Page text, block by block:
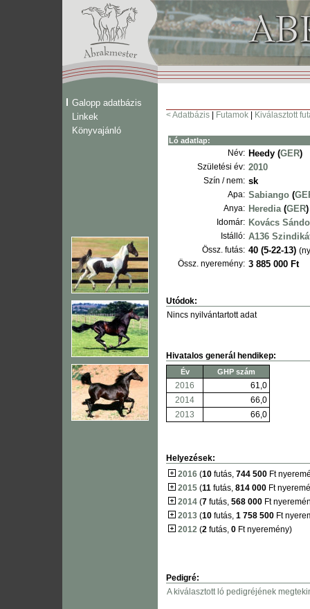
Galopp adatbázis
Linkek
Könyvajánló
< Adatbázis Futamok Kiválasztott
Ló adatlap:
Név: Heedy (GER)
Születési év: 2010
Szín / nem: sk
Apa: Sabiango (
Anya: Heredia(GER)
Idomár: Kovács
Istálló: A136
Össz. futás: 40 (5-22-13)
Össz. nyeremény: 3 885 000 Ft
Utódok:
Nincs nyilvántartott adat
Hivatalos generál hendikep:
Év GHP szám
2016
61,0
2014
66,0
2013
66,0
Helyezések:
2016 (10 futás, 744 500 Ft
2015 (11 futás, 814 000 Ft
2014 (7 futás, 568 000 Ft
2013 (10 futás, 1 758 500 Ft
2012 (2 futás, 0 Ft nyeremény)
Pedigré:
A kiválasztott ló pedigréjének